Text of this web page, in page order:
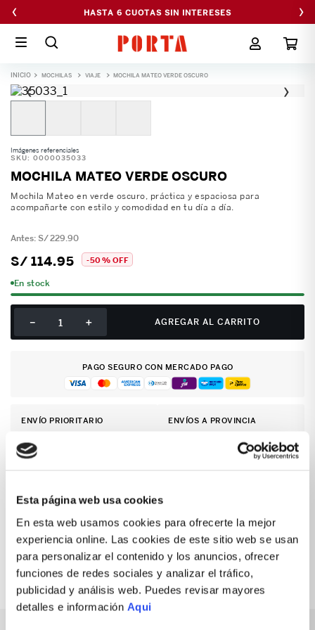
Esta página web usa cookies
En esta web usamos cookies para ofrecerte la mejor
experiencia online. Las cookies de este sitio web se usan
para personalizar el contenido y los anuncios, ofrecer
funciones de redes sociales y analizar el tráfico,
publicidad y análisis web. Puedes revisar mayores
detalles e información Aqui
‹ HASTA 6 CUOTAS SIN INTERESES ›
MOCHILAS VIAJE MOCHILA MATEO VERDE OSCURO
‹ ›
Imágenes referenciales
SKU: 0000035033
MOCHILA MATEO VERDE OSCURO
Mochila Mateo en verde oscuro, práctica y espaciosa para
acompañarte con estilo y comodidad en tu día a día.
S/229.90
S/ 114.95 -50 % OFF
En stock
＋
－ AGREGAR AL CARRITO
PAGO SEGURO CON MERCADO PAGO
ENVÍO PRIORITARIO
provincias.
ENVÍOS A PROVINCIA
Envío gratis
En compras desde S/199
Garantía
Productos originales
Compra segura
Pago 100% protegido